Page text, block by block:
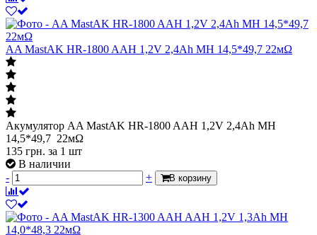
AA MastAK HR-1800 AAH 1,2V 2,4Ah MH 14,5*49,7 22мΩ
Акумулятор AA MastAK HR-1800 AAH 1,2V 2,4Ah MH
14,5*49,7 22мΩ
135 грн. за 1 шт
В наличии
-
+ В корзину